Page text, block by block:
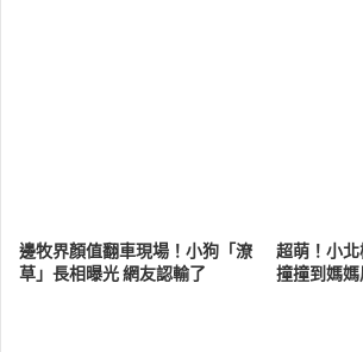
邊牧界顏值翻車現場！小狗「潦
草」長相曝光 網友認輸了
超萌！小
撞撞到媽